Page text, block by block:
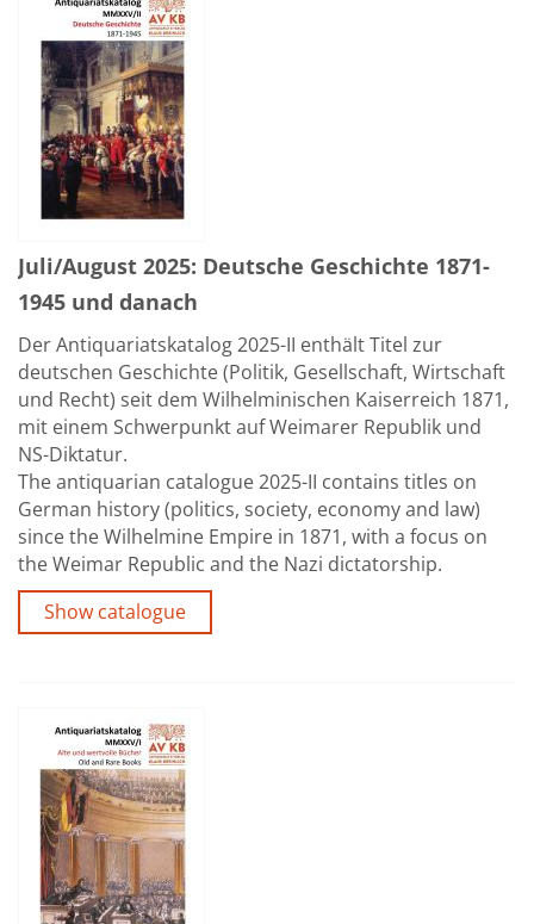
Juli/August 2025: Deutsche Geschichte 1871-
1945 und danach
Der Antiquariatskatalog 2025-II enthält Titel zur
deutschen Geschichte (Politik, Gesellschaft, Wirtschaft
und Recht) seit dem Wilhelminischen Kaiserreich 1871,
mit einem Schwerpunkt auf Weimarer Republik und
NS-Diktatur.
The antiquarian catalogue 2025-II contains titles on
German history (politics, society, economy and law)
since the Wilhelmine Empire in 1871, with a focus on
the Weimar Republic and the Nazi dictatorship.
Show catalogue